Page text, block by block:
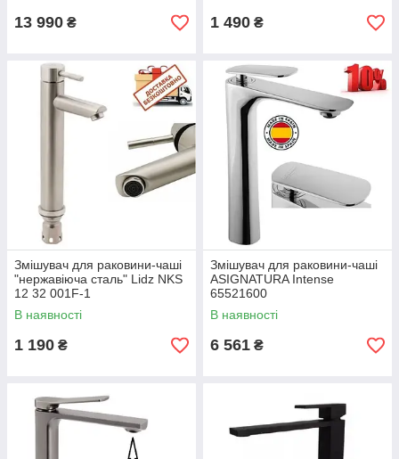
13 990 ₴ 1 490 ₴
Змішувач для раковини-чаші
"нержавіюча сталь" Lidz NKS
12 32 001F-1
В наявності
1 190 ₴
Змішувач для раковини-чаші
ASIGNATURA Intense
65521600
В наявності
6 561 ₴